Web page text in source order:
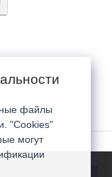
файлы
"Cookies"
могут